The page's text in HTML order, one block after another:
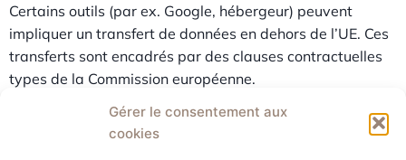
Gérer le consentement aux
cookies
Certains outils (par ex. Google, hébergeur) peuvent
impliquer un transfert de données en dehors de l’UE. Ces
transferts sont encadrés par des clauses contractuelles
types de la Commission européenne.
Cliquez pour